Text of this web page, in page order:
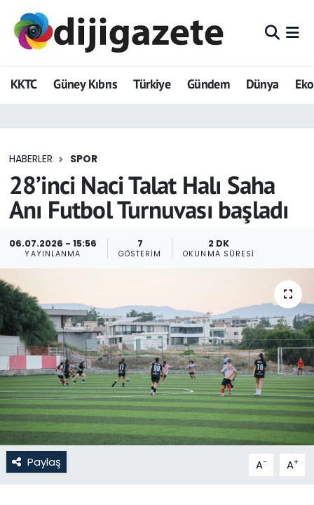
KKTC Güney Kıbrıs Türkiye Gündem Dünya
HABERLER SPOR
28’inci Naci Talat Halı Saha
Anı Futbol Turnuvası başladı
06.07.2026 - 15:56
YAYINLANMA
7
GÖSTERIM
2 DK
OKUNMA SÜRESI
Paylaş A- A+
ADVERTORIAL
Dijigazete
Eğitim
Ekonomi
GEZİ
Güncel
Gündem
KKTC
KKTC YEREL SEÇİM 2018
Kültür Sanat
Hava Durumu
Trafik Durumu
Tüm Manşetler
Son Dakika Haberleri